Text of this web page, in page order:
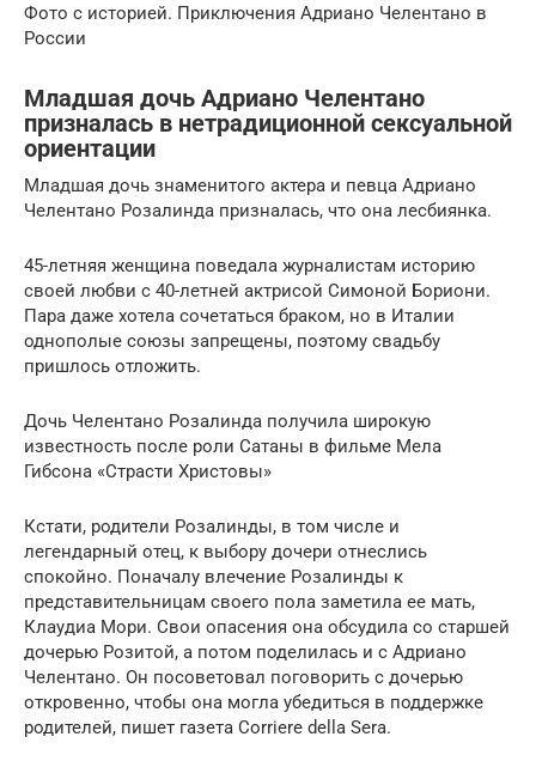
Фото с историей. Приключения Адриано Челентано в
России
Младшая дочь Адриано Челентано
призналась в нетрадиционной сексуальной
ориентации
Младшая дочь знаменитого актера и певца Адриано
Челентано Розалинда призналась, что она лесбиянка.
45-летняя женщина поведала журналистам историю
своей любви с 40-летней актрисой Симоной Бориони.
Пара даже хотела сочетаться браком, но в Италии
однополые союзы запрещены, поэтому свадьбу
пришлось отложить.
Дочь Челентано Розалинда получила широкую
известность после роли Сатаны в фильме Мела
Гибсона «Страсти Христовы»
Кстати, родители Розалинды, в том числе и
легендарный отец, к выбору дочери отнеслись
спокойно. Поначалу влечение Розалинды к
представительницам своего пола заметила ее мать,
Клаудиа Мори. Свои опасения она обсудила со старшей
дочерью Розитой, а потом поделилась и с Адриано
Челентано. Он посоветовал поговорить с дочерью
откровенно, чтобы она могла убедиться в поддержке
родителей, пишет газета Corriere della Sera.